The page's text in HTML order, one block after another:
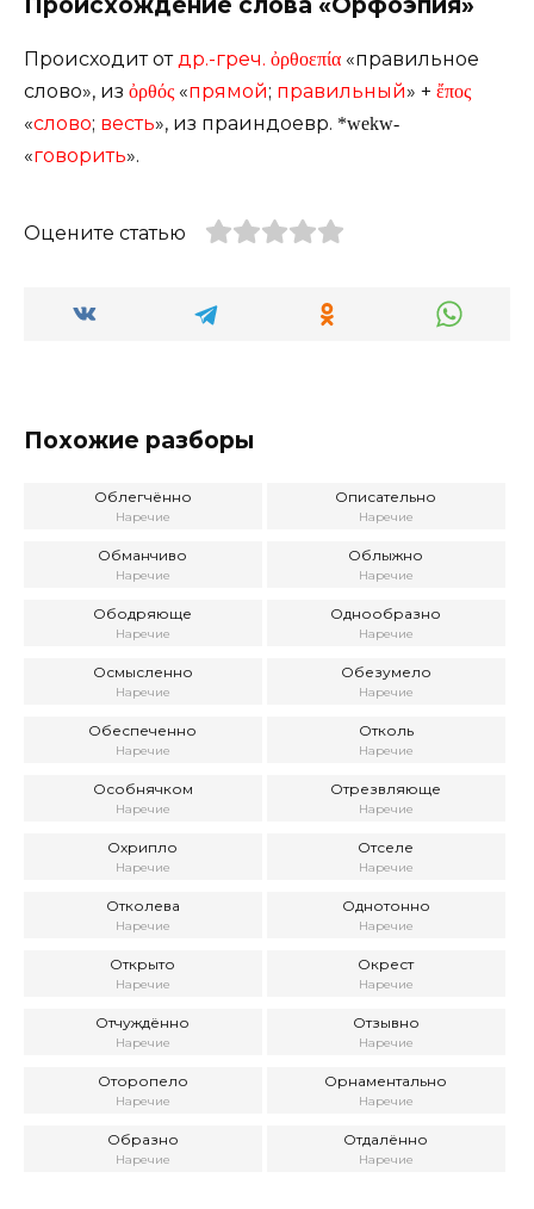
Происходит от др.-греч. ὀρθοεπία «правильное
слово», из ὀρθός «прямой; правильный» + ἔπος
«слово; весть», из праиндоевр. *wekw-
«говорить».
Оцените статью
Похожие разборы
Облегчённо
Наречие
Описательно
Наречие
Обманчиво
Наречие
Облыжно
Наречие
Ободряюще
Наречие
Однообразно
Наречие
Осмысленно
Наречие
Обезумело
Наречие
Обеспеченно
Наречие
Отколь
Наречие
Особнячком
Наречие
Отрезвляюще
Наречие
Охрипло
Наречие
Отселе
Наречие
Отколева
Наречие
Однотонно
Наречие
Открыто
Наречие
Окрест
Наречие
Отчуждённо
Наречие
Отзывно
Наречие
Оторопело
Наречие
Орнаментально
Наречие
Образно
Наречие
Отдалённо
Наречие